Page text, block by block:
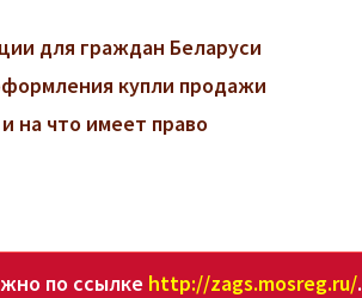
для граждан Беларуси
купли продажи
на что имеет право
по ссылке http://zags.mosreg.ru/.